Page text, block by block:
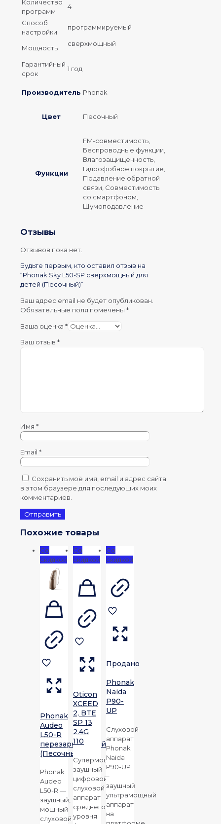
Количество
программ
4
Способ
настройки
программируемый
Мощность
сверхмощный
Гарантийный
срок
1 год
Производитель Phonak
Цвет Песочный
Функции
FM-совместимость,
Беспроводные функции,
Влагозащищенность,
Гидрофобное покрытие,
Подавление обратной
связи, Совместимость
со смартфоном,
Шумоподавление
Отзывы
Отзывов пока нет.
Будьте первым, кто оставил отзыв на
“Phonak Sky L50-SP сверхмощный для
детей (Песочный)”
Ваш адрес email не будет опубликован.
Обязательные поля помечены *
Ваша оценка *
Ваш отзыв *
Имя *
Email *
Сохранить моё имя, email и адрес сайта
в этом браузере для последующих моих
комментариев.
Похожие товары
Со
скидкой
Phonak
Audeo
L50-R
перезаряжаемый
(Песочный)
Phonak
Audeo
L50-R —
заушный,
мощный
слуховой
Со
скидкой
Oticon
XCEED
2, BTE
SP 13
2.4G
110
Супермощный
заушный
цифровой
слуховой
аппарат
среднего
уровня
Со
скидкой
Продано
Phonak
Naida
P90-
UP
Слуховой
аппарат
Phonak
Naida
P90-UP
–
заушный
ультрамощный
аппарат
на